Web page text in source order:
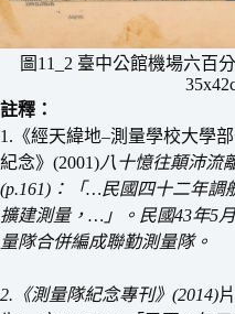
圖11_2 臺中公館機場六百
註釋：
1.《經天緯地–測量學校大學
紀念》(2001)八十憶往顛沛流
(p.161)：「…民國四十二年調
擴建測量，…」。民國43年5
量隊合併編成聯勤測量隊。
2.《測量隊紀念專刊》(2014)